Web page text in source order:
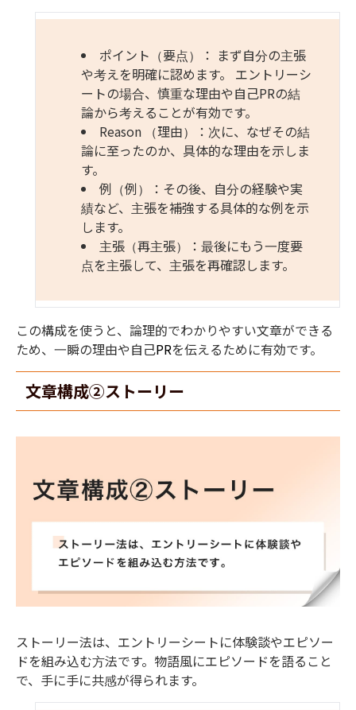
ポイント （要点）： まず自分の主張
や考えを明確に認めます。 エントリーシ
ートの場合、慎重な理由や自己PRの結
論から考えることが有効です。
Reason （理由）：次に、なぜその結
論に至ったのか、具体的な理由を示しま
す。
例 （例）：その後、自分の経験や実
績など、主張を補強する具体的な例を示
します。
主張 （再主張）：最後にもう一度要
点を主張して、主張を再確認します。
この構成を使うと、論理的でわかりやすい文章ができる
ため、一瞬の理由や自己PRを伝えるために有効です。
文章構成②ストーリー
ストーリー法は、エントリーシートに体験談やエピソー
ドを組み込む方法です。 物語風にエピソードを語ること
で、手に手に共感が得られます。